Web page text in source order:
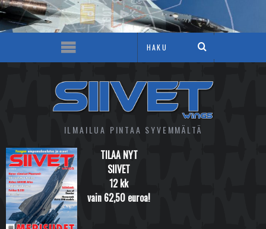
ILMAILUA PINTAA SYVEMMÄLTÄ
TILAA NYT
SIIVET
12 kk
vain 62,50 euroa!